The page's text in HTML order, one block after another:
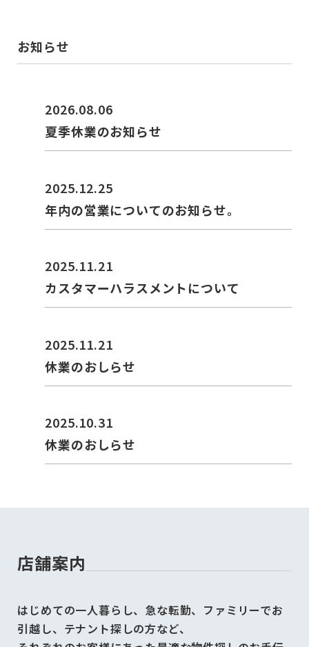
お知らせ
2026.08.06
夏季休業のお知らせ
2025.12.25
年内の営業についてのお知らせ。
2025.11.21
カスタマーハラスメントについて
2025.11.21
休業のおしらせ
2025.10.31
休業のおしらせ
店舗案内
はじめての一人暮らし、急な転勤、ファミリーでお
引越し、テナント探しの方など、